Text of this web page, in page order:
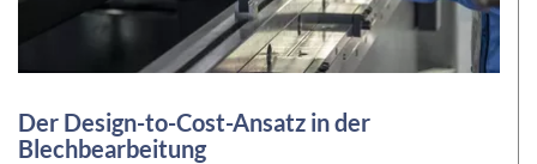
Der Design-to-Cost-Ansatz in der
Blechbearbeitung